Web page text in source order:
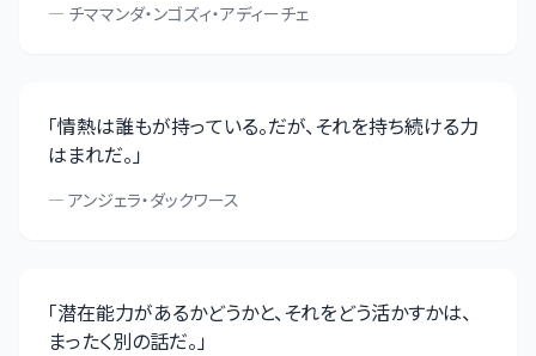
— チママンダ・ンゴズィ・アディーチェ
「情熱は誰もが持っている。だが、それを持ち続ける力
はまれだ。」
— アンジェラ・ダックワース
「潜在能力があるかどうかと、それをどう活かすかは、
まったく別の話だ。」